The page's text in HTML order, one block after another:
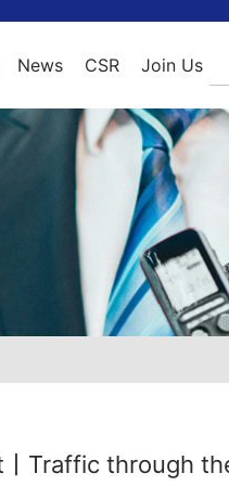
Our Strength
Our Culture
M&A and
Announcements
News
MCG Perspective
CSR
Scholarship
Join Us
Life in MCG
Intern Recruitment
Traffic through